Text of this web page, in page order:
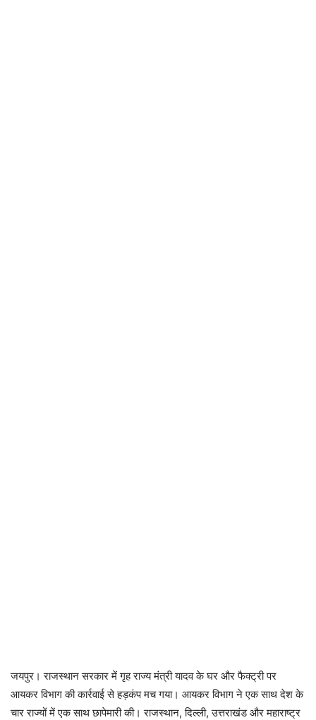
जयपुर। राजस्थान सरकार में गृह राज्य मंत्री यादव के घर और फैक्ट्री पर
आयकर विभाग की कार्रवाई से हड़कंप मच गया। आयकर विभाग ने एक साथ देश के
चार राज्यों में एक साथ छापेमारी की। राजस्थान, दिल्ली, उत्तराखंड और महाराष्ट्र